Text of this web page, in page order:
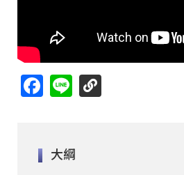
Facebook
Line
大綱